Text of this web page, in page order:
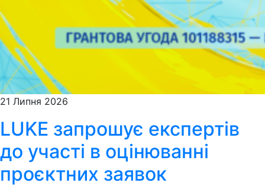
21 Липня 2026
LUKE запрошує експертів
до участі в оцінюванні
проєктних заявок